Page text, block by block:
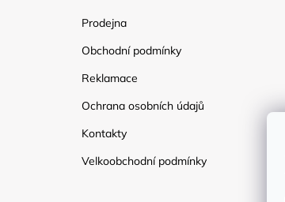
Prodejna
Obchodní podmínky
Reklamace
Ochrana osobních údajů
Kontakty
Velkoobchodní podmínky